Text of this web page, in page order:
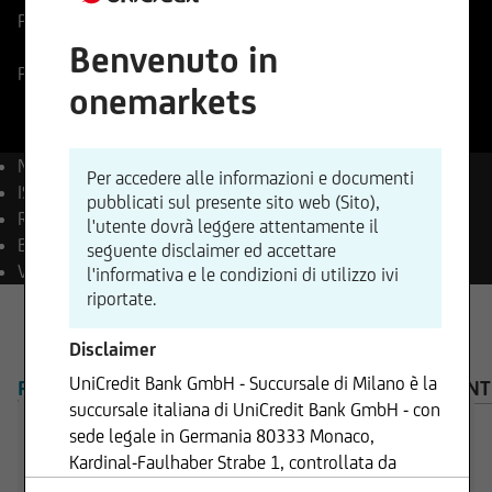
Prezzo di riferimento
Prezzo ritardato07.08.2026 - 17:35
Nome
Danone S.A.
ISIN
FR0000120644
Reuters
DANO.PA
Bloomberg BN FP Equity
Valuta
EUR
PANORAMICA PRODOTTI AVVISO
Benvenuto in
onemarkets
Per accedere alle informazioni e documenti
pubblicati sul presente sito web (Sito),
l'utente dovrà leggere attentamente il
seguente disclaimer ed accettare
l'informativa e le condizioni di utilizzo ivi
riportate.
Disclaimer
UniCredit Bank GmbH - Succursale di Milano è la
succursale italiana di UniCredit Bank GmbH - con
sede legale in Germania 80333 Monaco,
Kardinal-Faulhaber Strabe 1, controllata da